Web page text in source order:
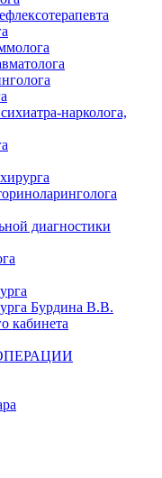
нарколога,
диагностики
Бурдина В.В.
кабинета